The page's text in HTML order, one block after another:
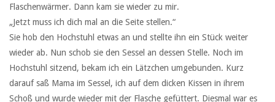
Flaschenwärmer. Dann kam sie wieder zu mir.
„Jetzt muss ich dich mal an die Seite stellen.“
Sie hob den Hochstuhl etwas an und stellte ihn ein Stück weiter
wieder ab. Nun schob sie den Sessel an dessen Stelle. Noch im
Hochstuhl sitzend, bekam ich ein Lätzchen umgebunden. Kurz
darauf saß Mama im Sessel, ich auf dem dicken Kissen in ihrem
Schoß und wurde wieder mit der Flasche gefüttert. Diesmal war es